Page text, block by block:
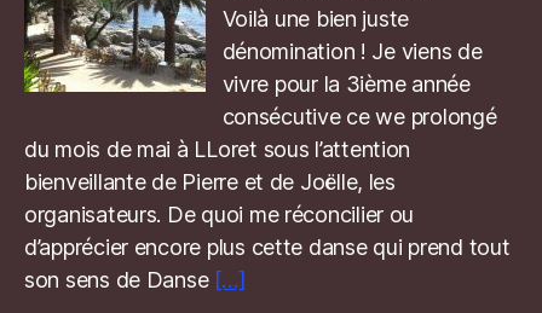
Voilà une bien juste
dénomination ! Je viens de
vivre pour la 3ième année
consécutive ce we prolongé
du mois de mai à LLoret sous l’attention
bienveillante de Pierre et de Joëlle, les
organisateurs. De quoi me réconcilier ou
d’apprécier encore plus cette danse qui prend tout
son sens de Danse […]